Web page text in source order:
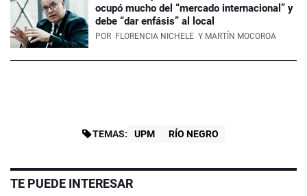
ocupó mucho del “mercado internacional” y
debe “dar enfásis” al local
POR FLORENCIA NICHELE Y MARTÍN MOCOROA
TEMAS: UPM RÍO NEGRO
TE PUEDE INTERESAR